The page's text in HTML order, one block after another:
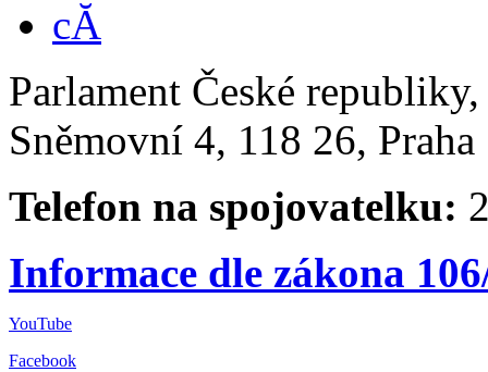
Parlament České
Sněmovní 4, 118 26,
Telefon na spojovatelku:
Informace dle zákona
YouTube
Facebook